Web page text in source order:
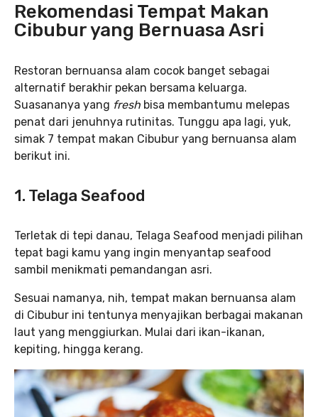
Rekomendasi Tempat Makan
Cibubur yang Bernuasa Asri
Restoran bernuansa alam cocok banget sebagai
alternatif berakhir pekan bersama keluarga.
Suasananya yang fresh bisa membantumu melepas
penat dari jenuhnya rutinitas. Tunggu apa lagi, yuk,
simak 7 tempat makan Cibubur yang bernuansa alam
berikut ini.
1. Telaga Seafood
Terletak di tepi danau, Telaga Seafood menjadi pilihan
tepat bagi kamu yang ingin menyantap seafood
sambil menikmati pemandangan asri.
Sesuai namanya, nih, tempat makan bernuansa alam
di Cibubur ini tentunya menyajikan berbagai makanan
laut yang menggiurkan. Mulai dari ikan-ikanan,
kepiting, hingga kerang.